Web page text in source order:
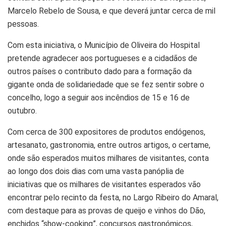
Marcelo Rebelo de Sousa, e que deverá juntar cerca de mil
pessoas.
Com esta iniciativa, o Município de Oliveira do Hospital
pretende agradecer aos portugueses e a cidadãos de
outros países o contributo dado para a formação da
gigante onda de solidariedade que se fez sentir sobre o
concelho, logo a seguir aos incêndios de 15 e 16 de
outubro.
Com cerca de 300 expositores de produtos endógenos,
artesanato, gastronomia, entre outros artigos, o certame,
onde são esperados muitos milhares de visitantes, conta
ao longo dos dois dias com uma vasta panóplia de
iniciativas que os milhares de visitantes esperados vão
encontrar pelo recinto da festa, no Largo Ribeiro do Amaral,
com destaque para as provas de queijo e vinhos do Dão,
enchidos “show-cooking”, concursos gastronómicos,